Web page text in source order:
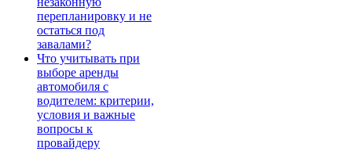
перепланировку и не
остаться под
завалами?
Что учитывать при
выборе аренды
автомобиля с
водителем: критерии,
условия и важные
вопросы к
провайдеру